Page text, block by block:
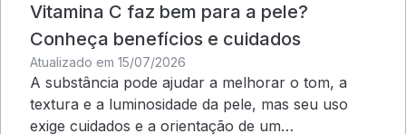
Vitamina C faz bem para a pele?
Conheça benefícios e cuidados
Atualizado em 15/07/2026
A substância pode ajudar a melhorar o tom, a
textura e a luminosidade da pele, mas seu uso
exige cuidados e a orientação de um